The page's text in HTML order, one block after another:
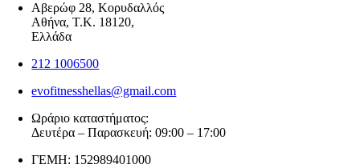
Αβερώφ 28, Κορυδαλλός
Αθήνα, Τ.Κ. 18120,
Ελλάδα
212 1006500
evofitnesshellas@gmail.com
Ωράριο καταστήματος:
Δευτέρα – Παρασκευή: 09:00 – 17:00
ΓΕΜΗ: 152989401000